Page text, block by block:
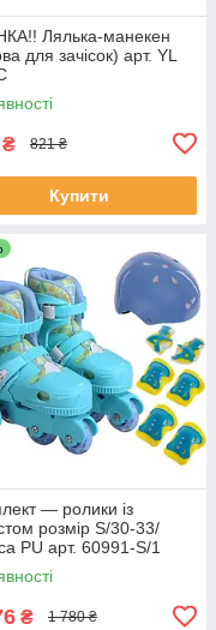
Лялька-манекен
для зачісок) арт. YL
₴ 821 ₴
Купити
— ролики із
розмір S/30-33/
PU арт. 60991-S/1
₴ 1 780 ₴